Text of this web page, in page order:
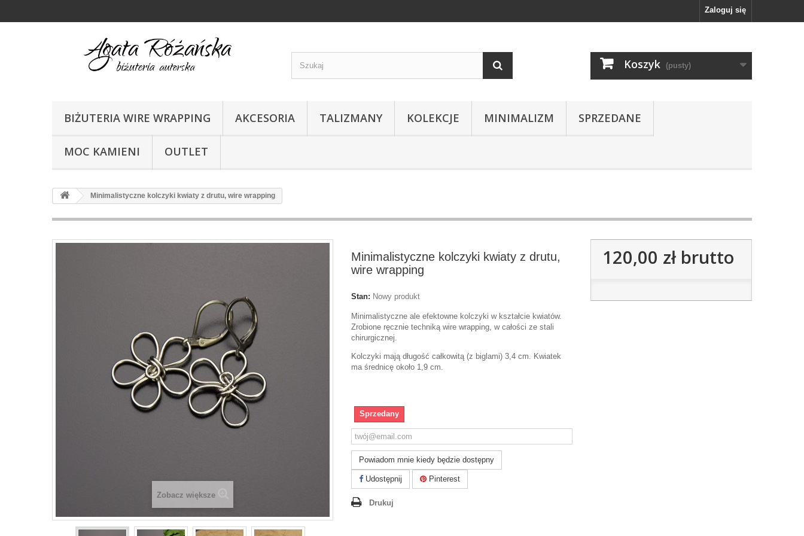
Zaloguj się
Koszyk (pusty)
BIŻUTERIA WIRE WRAPPING AKCESORIA TALIZMANY KOLEKCJE MINIMALIZM SPRZEDANE
MOC KAMIENI OUTLET
Minimalistyczne kolczyki kwiaty z drutu, wire wrapping
Zobacz większe
Minimalistyczne kolczyki kwiaty z drutu,
wire wrapping
Stan: Nowy produkt
Minimalistyczne ale efektowne kolczyki w kształcie kwiatów.
Zrobione ręcznie techniką wire wrapping, w całości ze stali
chirurgicznej.
Kolczyki mają długość całkowitą (z biglami) 3,4 cm. Kwiatek
ma średnicę około 1,9 cm.
Sprzedany
Powiadom mnie kiedy będzie dostępny
Udostępnij Pinterest
Drukuj
120,00 złbrutto